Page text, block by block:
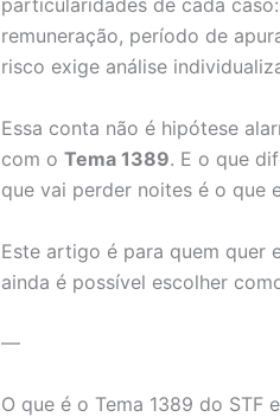
particularidades de cada
remuneração, período de
risco exige análise
Essa conta não é hipótese
com o Tema 1389. E o que
que vai perder noites é o que
Este artigo é para quem quer
ainda é possível escolher
—
O que é o Tema 1389 do STF